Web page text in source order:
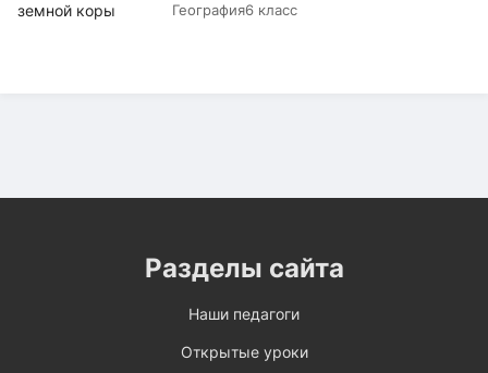
География6 класс
Разделы сайта
Наши педагоги
Открытые уроки